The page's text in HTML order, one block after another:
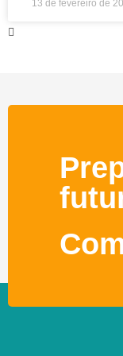
13 de fevereiro de